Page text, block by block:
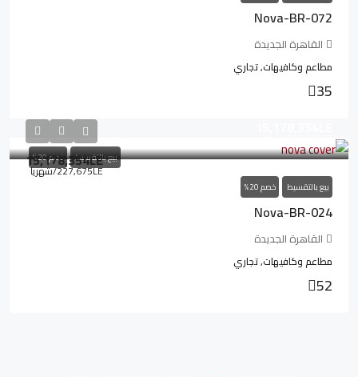
Nova-BR-072
القاهرة الجديدة
مطاعم وكافيهات, تجاري
35
بيع بالتقسيط خصم 20%
بيع بالتقسيط خصم 20%
Nova-BR-024
15,178,354LE
227,675LE/شهريا
القاهرة الجديدة
مطاعم وكافيهات, تجاري
52